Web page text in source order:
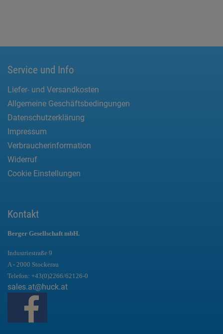
Service und Info
Liefer- und Versandkosten
Allgemeine Geschäftsbedingungen
Datenschutzerklärung
Impressum
Verbraucherinformation
Widerruf
Cookie Einstellungen
Kontakt
Berger Gesellschaft mbH.
Industriestraße 9
A - 2000 Stockerau
Telefon: +43(0)2266/62126-0
sales.at@huck.at